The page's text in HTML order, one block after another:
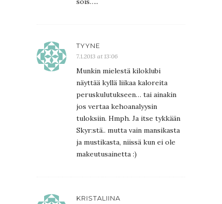
TYYNE
7.1.2013 at 13:06
Munkin mielestä kiloklubi
näyttää kyllä liikaa kaloreita
peruskulutukseen… tai ainakin
jos vertaa kehoanalyysin
tuloksiin. Hmph. Ja itse tykkään
Skyr:stä.. mutta vain mansikasta
ja mustikasta, niissä kun ei ole
makeutusainetta :)
KRISTALIINA